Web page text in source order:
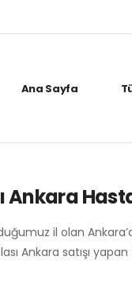
Ana Sayfa
Ankara
il olan
Ankara satışı